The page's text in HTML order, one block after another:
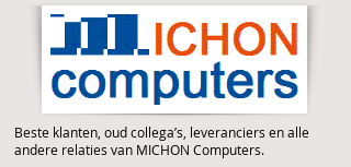
Beste klanten, oud collega’s, leveranciers en alle
andere relaties van MICHON Computers.